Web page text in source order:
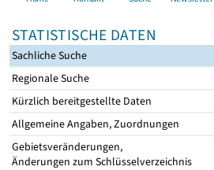
STATISTISCHE DATEN
Sachliche Suche
Regionale Suche
Kürzlich bereitgestellte Daten
Allgemeine Angaben, Zuordnungen
Gebietsveränderungen,
Änderungen zum Schlüsselverzeichnis